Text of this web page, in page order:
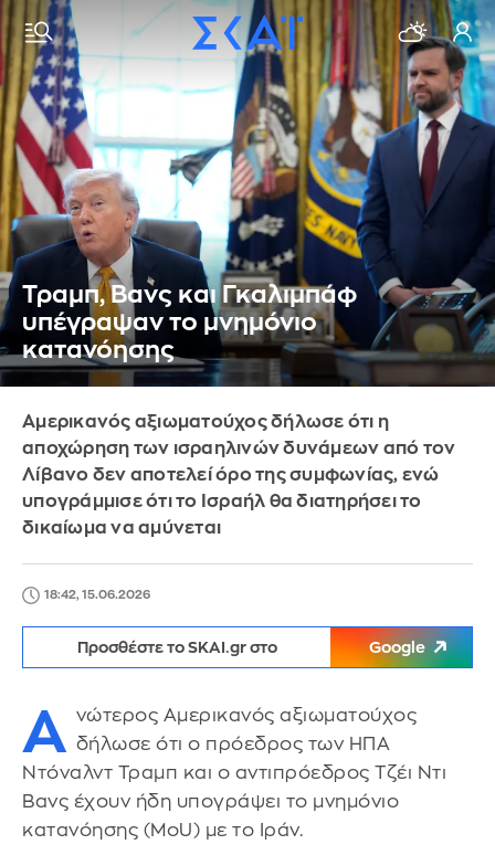
Τραμπ, Βανς και Γκαλιμπάφ
υπέγραψαν το μνημόνιο
κατανόησης
Αμερικανός αξιωματούχος δήλωσε ότι η
αποχώρηση των ισραηλινών δυνάμεων από τον
Λίβανο δεν αποτελεί όρο της συμφωνίας, ενώ
υπογράμμισε ότι το Ισραήλ θα διατηρήσει το
δικαίωμα να αμύνεται
18:42, 15.06.2026
Προσθέστε το SKAI.gr στο Google
Α νώτερος Αμερικανός αξιωματούχος
δήλωσε ότι ο πρόεδρος των ΗΠΑ
Ντόναλντ Τραμπ και ο αντιπρόεδρος Τζέι Ντι
Βανς έχουν ήδη υπογράψει το μνημόνιο
κατανόησης (MoU) με το Ιράν.